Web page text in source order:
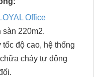
LOYAL Office
sàn 220m2.
độ cao, hệ thống
cháy tự động